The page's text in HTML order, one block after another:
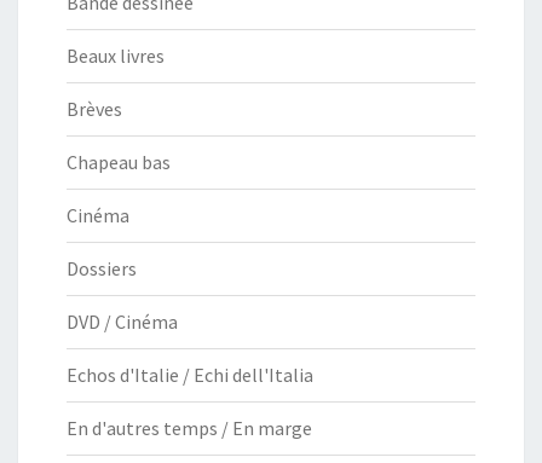
Beaux livres
Brèves
Chapeau bas
Cinéma
Dossiers
DVD / Cinéma
Echos d'Italie / Echi dell'Italia
En d'autres temps / En marge